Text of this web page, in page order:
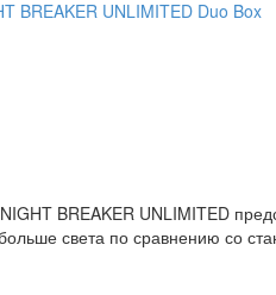
BREAKER UNLIMITED
света по сравнению со